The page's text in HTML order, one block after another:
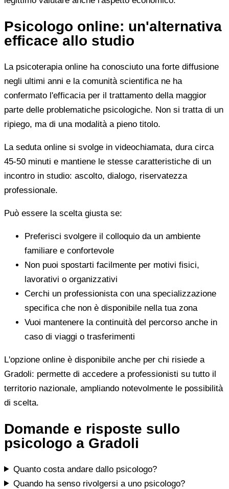
Psicologo online: un'alternativa
efficace allo studio
La psicoterapia online ha conosciuto una forte diffusione
negli ultimi anni e la comunità scientifica ne ha
confermato l'efficacia per il trattamento della maggior
parte delle problematiche psicologiche. Non si tratta di un
ripiego, ma di una modalità a pieno titolo.
La seduta online si svolge in videochiamata, dura circa
45-50 minuti e mantiene le stesse caratteristiche di un
incontro in studio: ascolto, dialogo, riservatezza
professionale.
Può essere la scelta giusta se:
Preferisci svolgere il colloquio da un ambiente
familiare e confortevole
Non puoi spostarti facilmente per motivi fisici,
lavorativi o organizzativi
Cerchi un professionista con una specializzazione
specifica che non è disponibile nella tua zona
Vuoi mantenere la continuità del percorso anche in
caso di viaggi o trasferimenti
L'opzione online è disponibile anche per chi risiede a
Gradoli: permette di accedere a professionisti su tutto il
territorio nazionale, ampliando notevolmente le possibilità
di scelta.
Domande e risposte sullo
psicologo a Gradoli
Quanto costa andare dallo psicologo?
Quando ha senso rivolgersi a uno psicologo?